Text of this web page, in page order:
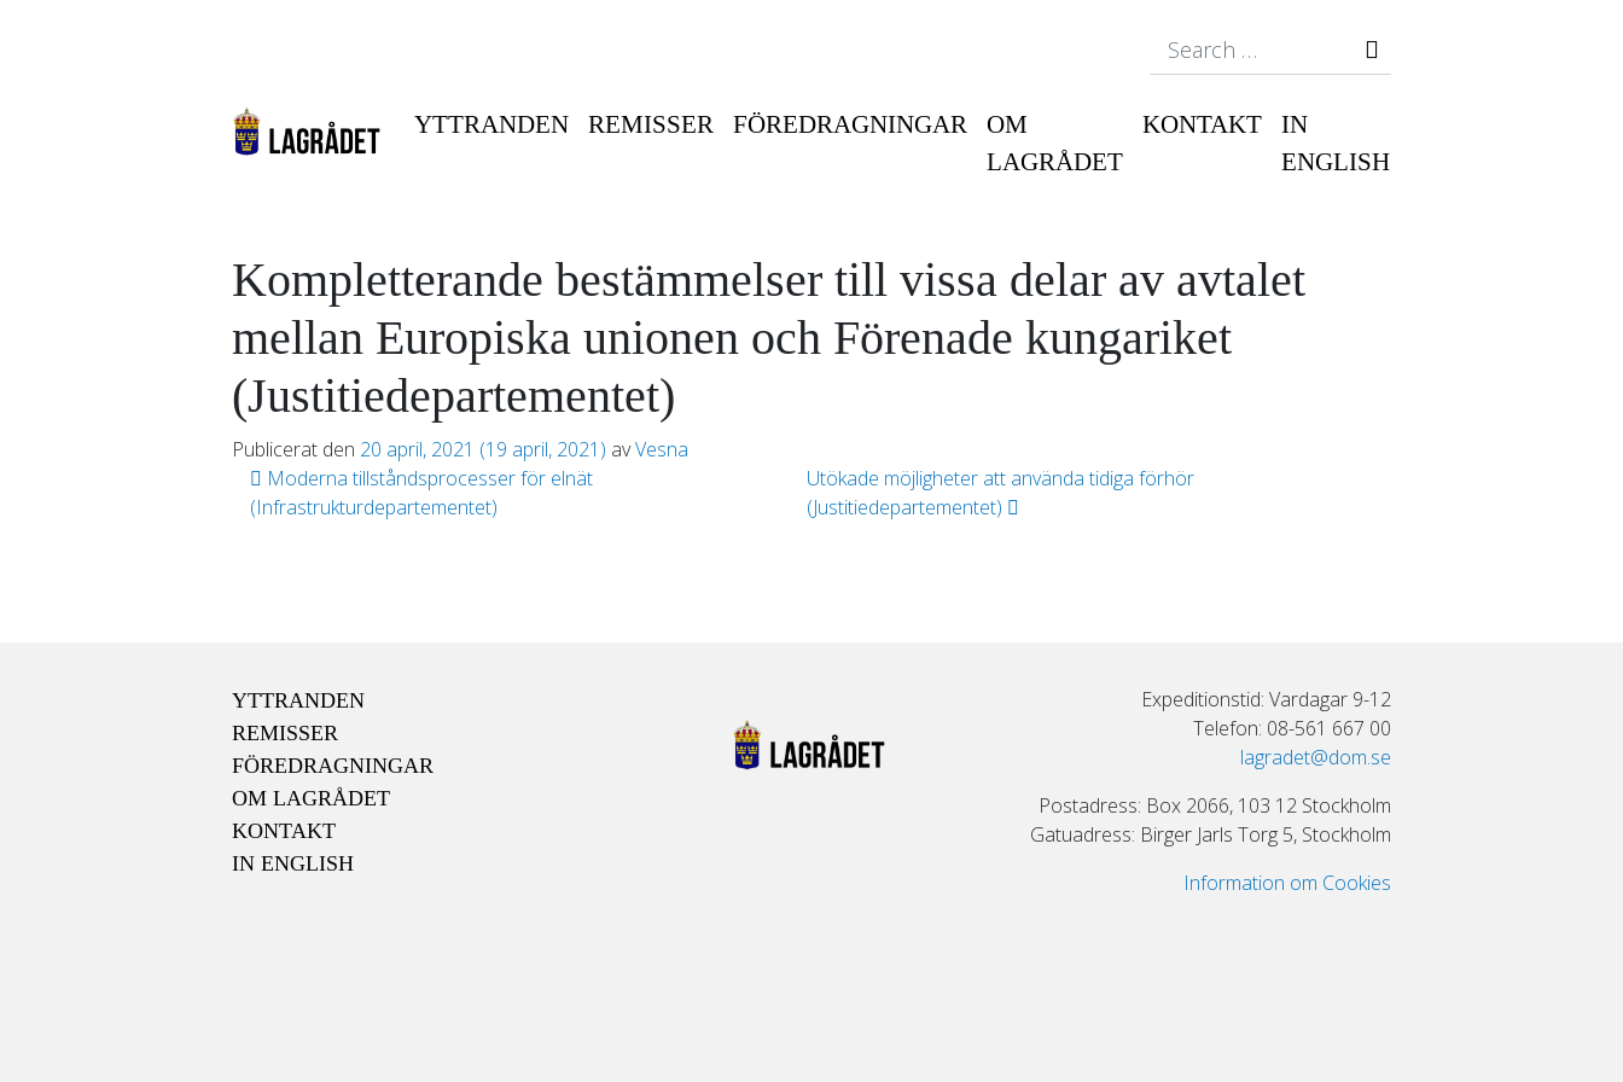
YTTRANDEN REMISSER FÖREDRAGNINGAR
OM
LAGRÅDET
KONTAKT
IN
ENGLISH
Kompletterande bestämmelser till vissa delar av avtalet
mellan Europiska unionen och Förenade kungariket
(Justitiedepartementet)
Publicerat den 20 april, 2021 (19 april, 2021) avVesna
Inläggsnavigering
Moderna tillståndsprocesser för elnät
(Infrastrukturdepartementet)
Utökade möjligheter att använda tidiga förhör
(Justitiedepartementet)
YTTRANDEN
REMISSER
FÖREDRAGNINGAR
OM LAGRÅDET
KONTAKT
IN ENGLISH
Expeditionstid: Vardagar 9-12
Telefon: 08-561 667 00
lagradet@dom.se
Postadress: Box 2066, 103 12 Stockholm
Gatuadress: Birger Jarls Torg 5, Stockholm
Information om Cookies